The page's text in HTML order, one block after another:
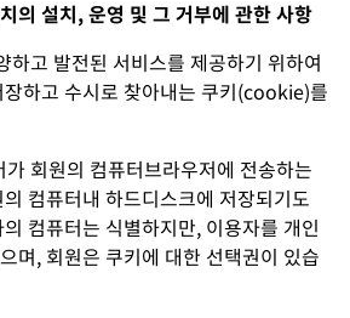
의 설치, 운영 및 그 거부에 관한 사항
하고 발전된 서비스를 제공하기 위하여
하고 수시로 찾아내는 쿠키(cookie)를
회원의 컴퓨터브라우저에 전송하는
컴퓨터내 하드디스크에 저장되기도
컴퓨터는 식별하지만, 이용자를 개인
며, 회원은 쿠키에 대한 선택권이 있습